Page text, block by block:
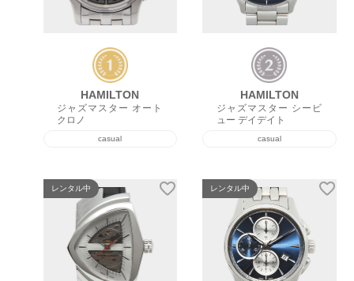
HAMILTON
ジャズマスター オート
クロノ
casual
HAMILTON
ジャズマスター シービ
ュー デイデイト
casual
レンタル中 レンタル中